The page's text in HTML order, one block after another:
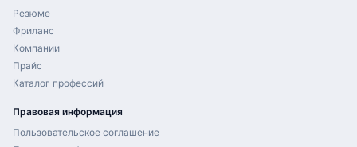
Резюме
Фриланс
Компании
Прайс
Каталог профессий
Правовая информация
Пользовательское соглашение